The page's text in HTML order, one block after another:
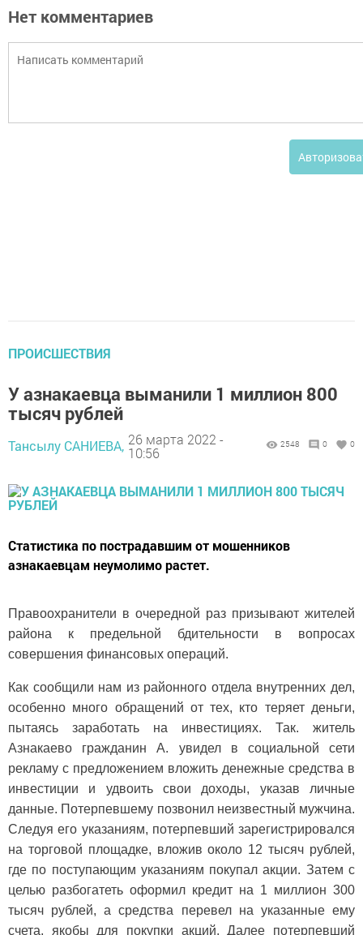
Нет комментариев
ПРОИСШЕСТВИЯ
У азнакаевца выманили 1 миллион 800
тысяч рублей
Тансылу САНИЕВА, 26 марта 2022 -
10:56
2548 0 0
Статистика по пострадавшим от мошенников
азнакаевцам неумолимо растет.
Правоохранители в очередной раз призывают жителей
района к предельной бдительности в вопросах
совершения финансовых операций.
Как сообщили нам из районного отдела внутренних дел,
особенно много обращений от тех, кто теряет деньги,
пытаясь заработать на инвестициях. Так. житель
Азнакаево гражданин А. увидел в социальной сети
рекламу с предложением вложить денежные средства в
инвестиции и удвоить свои доходы, указав личные
данные. Потерпевшему позвонил неизвестный мужчина.
Следуя его указаниям, потерпевший зарегистрировался
на торговой площадке, вложив около 12 тысяч рублей,
где по поступающим указаниям покупал акции. Затем с
целью разбогатеть оформил кредит на 1 миллион 300
тысяч рублей, а средства перевел на указанные ему
счета, якобы для покупки акций. Далее потерпевший